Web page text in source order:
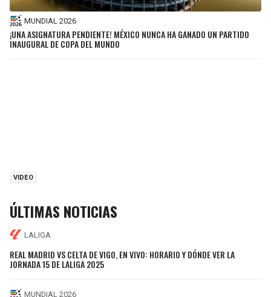
MUNDIAL 2026
¡UNA ASIGNATURA PENDIENTE! MÉXICO NUNCA HA GANADO UN PARTIDO
INAUGURAL DE COPA DEL MUNDO
VIDEO
ÚLTIMAS NOTICIAS
LALIGA
REAL MADRID VS CELTA DE VIGO, EN VIVO: HORARIO Y DÓNDE VER LA
JORNADA 15 DE LALIGA 2025
MUNDIAL 2026